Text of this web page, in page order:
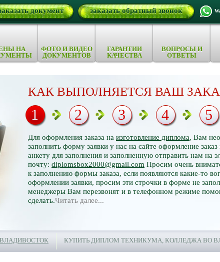
документ заказать обратный звонок
НА
ФОТО И ВИДЕО
ДОКУМЕНТОВ
ГАРАНТИИ
КАЧЕСТВА
ВОПРОСЫ И
ОТВЕТЫ
КАК ВЫПОЛНЯЕТСЯ ВАШ
Для оформления заказа на изготовление диплома, Вам
заполнить форму заявки у нас на сайте оформление заказ
анкету для заполнения и заполненную отправить нам на
почту: diplomsbox2000@gmail.com Просим очень
к заполнению формы заказа, если появляются какие-то
оформлении заявки, просим эти строчки в форме не
менеджеры Вам перезвонят и в телефонном режиме
сделать.Читать далее...
1 2 3 4 5
ВЛАДИВОСТОК КУПИТЬ ДИПЛОМ ТЕХНИКУМА, КОЛЛЕДЖА ВО